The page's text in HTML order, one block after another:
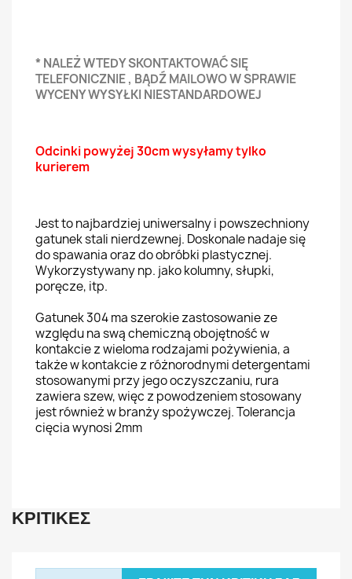
* NALEŻ WTEDY SKONTAKTOWAĆ SIĘ
TELEFONICZNIE , BĄDŹ MAILOWO W SPRAWIE
WYCENY WYSYŁKI NIESTANDARDOWEJ
Odcinki powyżej 30cm wysyłamy tylko
kurierem
Jest to najbardziej uniwersalny i powszechniony
gatunek stali nierdzewnej. Doskonale nadaje się
do spawania oraz do obróbki plastycznej.
Wykorzystywany np. jako kolumny, słupki,
poręcze, itp.
Gatunek 304 ma szerokie zastosowanie ze
względu na swą chemiczną obojętność w
kontakcie z wieloma rodzajami pożywienia, a
także w kontakcie z różnorodnymi detergentami
stosowanymi przy jego oczyszczaniu, rura
zawiera szew,więc z powodzeniem stosowany
jest również w branży spożywczej. Tolerancja
cięcia wynosi 2mm
ΚΡΙΤΙΚΈΣ